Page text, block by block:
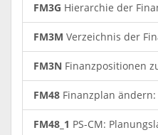
FM3G Hierarchie der
FM3M Verzeichnis der
FM3N Finanzpositionen
FM48 Finanzplan
FM48_1 PS-CM: